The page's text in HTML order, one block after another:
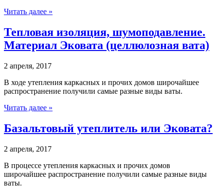
Читать далее »
Тепловая изоляция, шумоподавление.
Материал Эковата (целлюлозная вата)
2 апреля, 2017
В ходе утепления каркасных и прочих домов широчайшее
распространение получили самые разные виды ваты.
Читать далее »
Базальтовый утеплитель или Эковата?
2 апреля, 2017
В процессе утепления каркасных и прочих домов
широчайшее распространение получили самые разные виды
ваты.